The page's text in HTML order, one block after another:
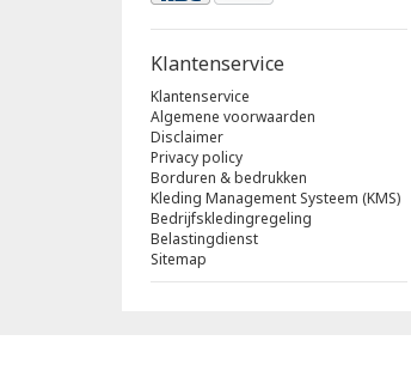
Klantenservice
Klantenservice
Algemene voorwaarden
Disclaimer
Privacy policy
Borduren & bedrukken
Kleding Management Systeem (KMS)
Bedrijfskledingregeling
Belastingdienst
Sitemap